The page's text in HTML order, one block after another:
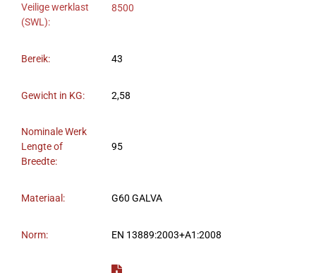
Veilige werklast
(SWL):
8500
Bereik: 43
Gewicht in KG: 2,58
Nominale Werk
Lengte of
Breedte:
95
Materiaal: G60 GALVA
Norm: EN 13889:2003+A1:2008